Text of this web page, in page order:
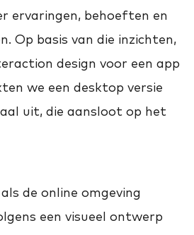
ervaringen, behoeften en
Op basis van die inzichten,
design voor een app
we een desktop versie
uit, die aansloot op het
de online omgeving
een visueel ontwerp